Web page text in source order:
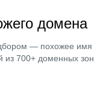
домена
— похожее имя
из 700+ доменных зон.